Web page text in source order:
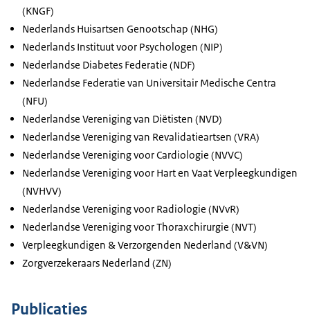
(KNGF)
Nederlands Huisartsen Genootschap (NHG)
Nederlands Instituut voor Psychologen (NIP)
Nederlandse Diabetes Federatie (NDF)
Nederlandse Federatie van Universitair Medische Centra
(NFU)
Nederlandse Vereniging van Diëtisten (NVD)
Nederlandse Vereniging van Revalidatieartsen (VRA)
Nederlandse Vereniging voor Cardiologie (NVVC)
Nederlandse Vereniging voor Hart en Vaat Verpleegkundigen
(NVHVV)
Nederlandse Vereniging voor Radiologie (NVvR)
Nederlandse Vereniging voor Thoraxchirurgie (NVT)
Verpleegkundigen & Verzorgenden Nederland (V&VN)
Zorgverzekeraars Nederland (ZN)
Publicaties